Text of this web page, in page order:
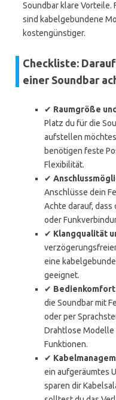
Soundbar klare Vorteile.
sind kabelgebundene
kostengünstiger.
Checkliste:
einer Soundbar
✔ Raumgröße
Platz du für die
aufstellen
benötigen feste
Flexibilität.
✔
Anschlüsse dein
Achte darauf, dass
oder
✔ Klangqualität
eine
geeignet.
✔
die Soundbar mit
oder per
Drahtlose Modelle
Funktionen.
✔
ein aufgeräumtes
sparen dir